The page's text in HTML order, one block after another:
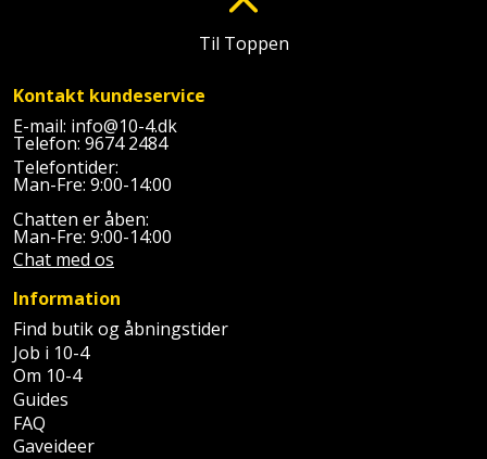
Gelænder
Gips
Grundmursplader
Hardieplank
brædder
Hemsestige
Isolering
Komposit
Gevindskærer
Gipsværktøj
Glasløfter
Glasskærer
Hæftepistol
og
-
hammer
Bits
Bor
Bordrundsav
og
skruemaskine
Borehammer
Boremaskinetilbehør
og
kædesav
Motorsav
kædesav
tilbehør
Pælebor
Plæneklipper
Plæneklipper
tilbehør
Brandslukker
Brugskunst
Camping
Damprengøring
Dørmåtte
Dørrist
Drivhus
til
væg
Tape
Stålvask
Ventilation
og
indeklima
Gaveideer
Aktiviteter
Til Toppen
Kontakt kundeservice
E-mail: info@10-4.dk
Telefon: 9674 2484
Telefontider:
Man-Fre: 9:00-14:00
Chatten er åben:
Man-Fre: 9:00-14:00
Chat med os
Information
Find butik og åbningstider
Job i 10-4
Om 10-4
Guides
FAQ
Gaveideer